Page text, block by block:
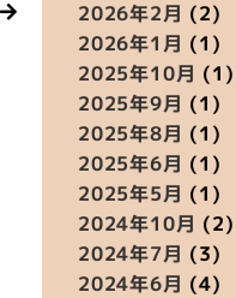
2026年2月 (2)
2026年1月 (1)
2025年10月 (1)
2025年9月 (1)
2025年8月 (1)
2025年6月 (1)
2025年5月 (1)
2024年10月 (2)
2024年7月 (3)
2024年6月 (4)